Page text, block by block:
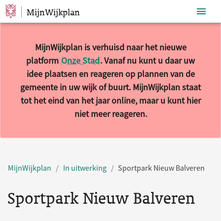
Sla navigatie over
MijnWijkplan
MijnWijkplan is verhuisd naar het nieuwe
platform Onze Stad. Vanaf nu kunt u daar uw
idee plaatsen en reageren op plannen van de
gemeente in uw wijk of buurt. MijnWijkplan staat
tot het eind van het jaar online, maar u kunt hier
niet meer reageren.
MijnWijkplan In uitwerking Sportpark Nieuw Balveren
Sportpark Nieuw Balveren